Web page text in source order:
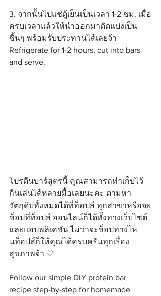
3. จากนั้นไปแช่ตู้เย็นเป็นเวลา 1-2 ชม. เมื่อ
ครบเวลาแล้วให้นำออกมาตัดแบ่งเป็น
ชิ้นๆ พร้อมรับประทานได้เลยจ้า
Refrigerate for 1-2 hours, cut into bars
and serve.
โปรตีนบาร์สูตรนี้ คุณสามารถทำเก็บไว้
กินเล่นได้หลายมื้อเลยนะคะ ตามหา
วัตถุดิบทั้งหมดได้ที่ท็อปส์ ทุกสาขาหรือจะ
ช็อปที่ท็อปส์ ออนไลน์ก็ได้ทั้งทางเว็บไซต์
และแอปพลิเคชัน ไม่ว่าจะช็อปทางไห
นท็อปส์ก็ให้คุณได้ครบครันทุกเรื่อง
สุขภาพจ้า ♡
Follow our simple DIY protein bar
recipe step-by-step for homemade